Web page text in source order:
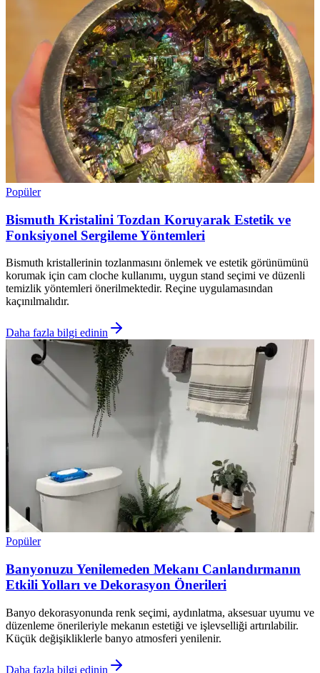
Popüler
Bismuth Kristalini Tozdan Koruyarak Estetik ve
Fonksiyonel Sergileme Yöntemleri
Bismuth kristallerinin tozlanmasını önlemek ve estetik görünümünü
korumak için cam cloche kullanımı, uygun stand seçimi ve düzenli
temizlik yöntemleri önerilmektedir. Reçine uygulamasından
kaçınılmalıdır.
Daha fazla bilgi edinin
Popüler
Banyonuzu Yenilemeden Mekanı Canlandırmanın
Etkili Yolları ve Dekorasyon Önerileri
Banyo dekorasyonunda renk seçimi, aydınlatma, aksesuar uyumu ve
düzenleme önerileriyle mekanın estetiği ve işlevselliği artırılabilir.
Küçük değişikliklerle banyo atmosferi yenilenir.
Daha fazla bilgi edinin